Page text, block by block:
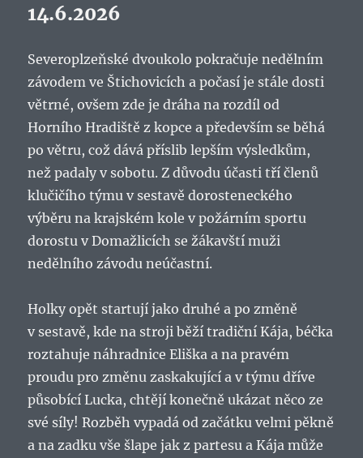
14.6.2026
Severoplzeňské dvoukolo pokračuje nedělním
závodem ve Štichovicích a počasí je stále dosti
větrné, ovšem zde je dráha na rozdíl od
Horního Hradiště z kopce a především se běhá
po větru, což dává příslib lepším výsledkům,
než padaly v sobotu. Z důvodu účasti tří členů
klučičího týmu v sestavě dorosteneckého
výběru na krajském kole v požárním sportu
dorostu v Domažlicích se žákavští muži
nedělního závodu neúčastní.
Holky opět startují jako druhé a po změně
v sestavě, kde na stroji běží tradiční Kája, béčka
roztahuje náhradnice Eliška a na pravém
proudu pro změnu zaskakující a v týmu dříve
působící Lucka, chtějí konečně ukázat něco ze
své síly! Rozběh vypadá od začátku velmi pěkně
a na zadku vše šlape jak z partesu a Kája může